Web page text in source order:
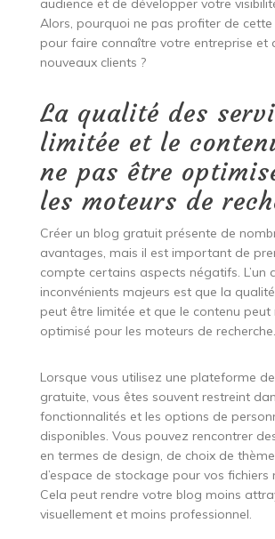
audience et de développer votre
Alors, pourquoi ne pas profiter de
pour faire connaître votre entreprise et
nouveaux clients ?
La qualité des
limitée et le
ne pas être
les moteurs de
Créer un blog gratuit présente de
avantages, mais il est important de
compte certains aspects négatifs. L’un
inconvénients majeurs est que la
peut être limitée et que le contenu peut
optimisé pour les moteurs de recherche.
Lorsque vous utilisez une plateforme
gratuite, vous êtes souvent restreint
fonctionnalités et les options de
disponibles. Vous pouvez rencontrer
en termes de design, de choix de
d’espace de stockage pour vos fichiers
Cela peut rendre votre blog moins
visuellement et moins professionnel.